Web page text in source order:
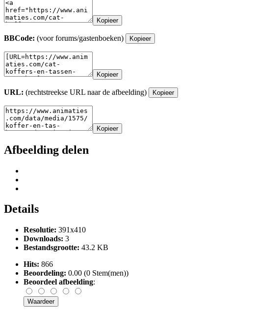
Kopieer
BBCode: (voor forums/gastenboeken) Kopieer
Kopieer
URL: (rechtstreekse URL naar de afbeelding) Kopieer
Kopieer
Afbeelding delen
Details
Resolutie: 391x410
Downloads: 3
Bestandsgrootte: 43.2 KB
Hits: 866
Beoordeling: 0.00 (0 Stem(men))
Beoordeel afbeelding: